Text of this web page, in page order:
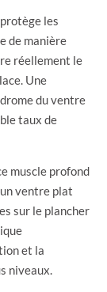
les
de manière
réellement le
Une
du ventre
taux de
muscle profond
ventre plat
sur le plancher
et la
niveaux.